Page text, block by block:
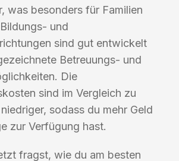
was besonders für Familien
und
sind gut entwickelt
Betreuungs- und
Die
sind im Vergleich zu
sodass du mehr Geld
zur Verfügung hast.
fragst, wie du am besten